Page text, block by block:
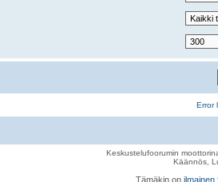
Error
Keskustelufoorumin
Käännös,
Tämäkin on ilmainen